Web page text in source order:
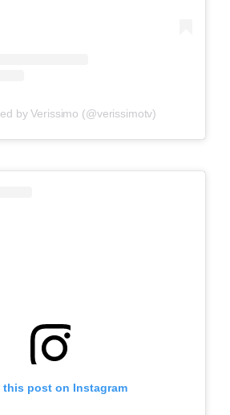
by Verissimo (@verissimotv)
this post on Instagram